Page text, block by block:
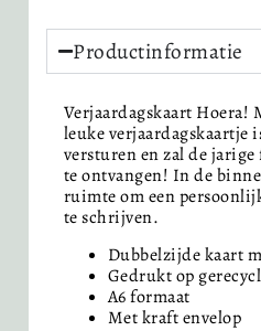
Productinformatie
Verjaardagskaart Hoera!
leuke verjaardagskaartje
versturen en zal de
te ontvangen! In de
ruimte om een
te schrijven.
Dubbelzijde kaart
Gedrukt op
A6 formaat
Met kraft envelop